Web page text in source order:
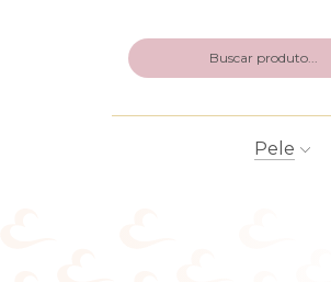
Pele